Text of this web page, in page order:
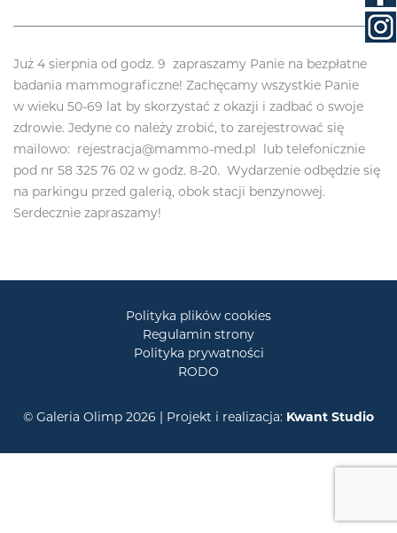
Już 4 sierpnia od godz. 9 zapraszamy Panie na bezpłatne
badania mammograficzne! Zachęcamy wszystkie Panie
w wieku 50-69 lat by skorzystać z okazji i zadbać o swoje
zdrowie. Jedyne co należy zrobić, to zarejestrować się
mailowo: rejestracja@mammo-med.pl lub telefonicznie
pod nr 58 325 76 02 w godz. 8-20. Wydarzenie odbędzie się
na parkingu przed galerią, obok stacji benzynowej.
Serdecznie zapraszamy!
Polityka plików cookies
Regulamin strony
Polityka prywatności
RODO
© Galeria Olimp 2026 | Projekt i realizacja: Kwant Studio